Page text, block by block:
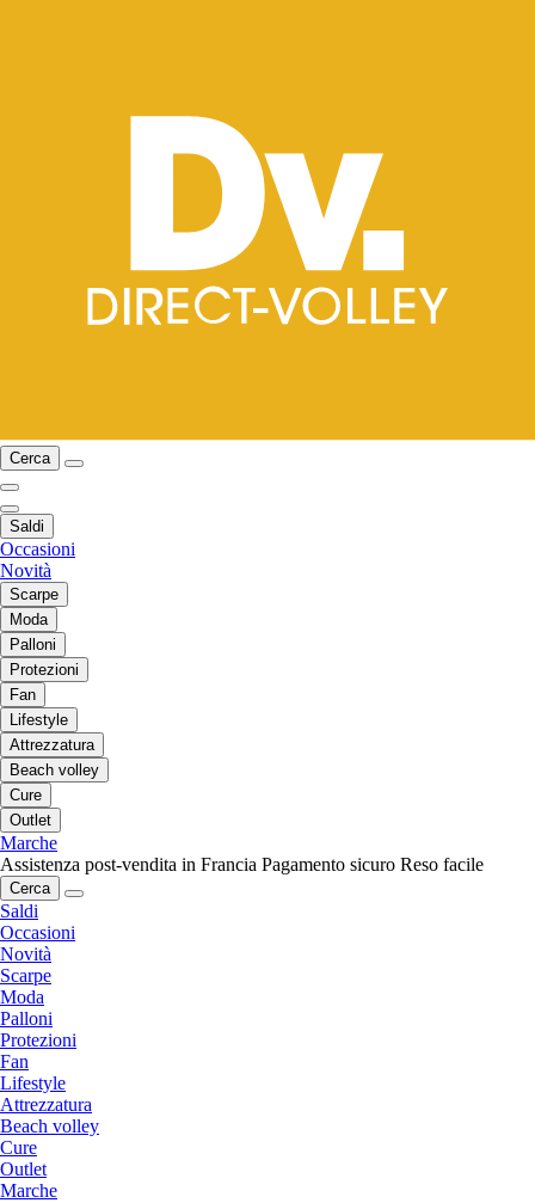
Cerca
Saldi
Occasioni
Novità
Scarpe
Moda
Palloni
Protezioni
Fan
Lifestyle
Attrezzatura
Beach volley
Cure
Outlet
Marche
Assistenza post-vendita in Francia Pagamento sicuro Reso facile
Cerca
Saldi
Occasioni
Novità
Scarpe
Moda
Palloni
Protezioni
Fan
Lifestyle
Attrezzatura
Beach volley
Cure
Outlet
Marche